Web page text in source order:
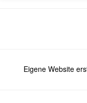
Eigene Website